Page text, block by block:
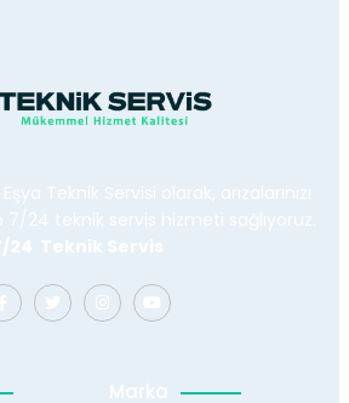
Teknik Servisi olarak, arızalarınızı
24 teknik servis hizmeti sağlıyoruz.
24 Teknik Servis
Marka